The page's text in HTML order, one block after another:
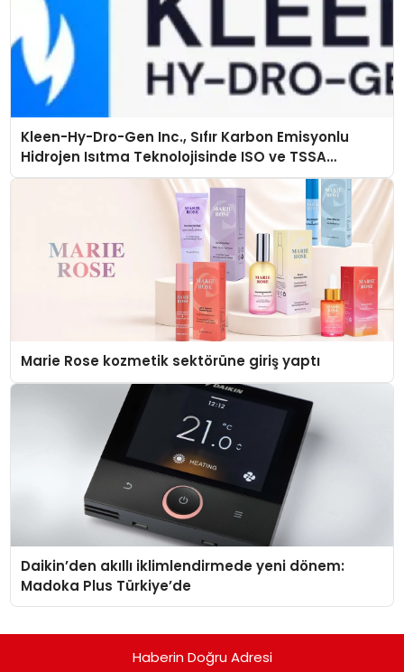
Kleen-Hy-Dro-Gen Inc., Sıfır Karbon Emisyonlu
Hidrojen Isıtma Teknolojisinde ISO ve TSSA
Düzenleyici Onaylarını Aldı
Marie Rose kozmetik sektörüne giriş yaptı
Daikin’den akıllı iklimlendirmede yeni dönem:
Madoka Plus Türkiye’de
Haberin Doğru Adresi